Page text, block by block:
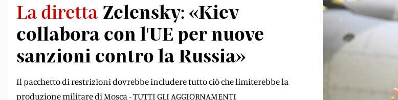
La diretta Zelensky: «Kiev
collabora con l'UE per nuove
sanzioni contro la Russia»
Il pacchetto di restrizioni dovrebbe includere tutto ciò che limiterebbe la
produzione militare di Mosca - TUTTI GLI AGGIORNAMENTI